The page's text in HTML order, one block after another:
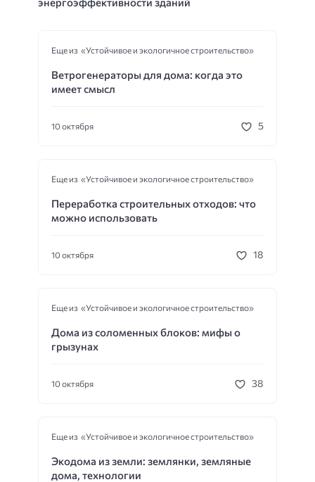
Еще из «Устойчивое и экологичное строительство»
Ветрогенераторы для дома: когда это
имеет смысл
10 октября 5
Еще из «Устойчивое и экологичное строительство»
Переработка строительных отходов: что
можно использовать
10 октября 18
Еще из «Устойчивое и экологичное строительство»
Дома из соломенных блоков: мифы о
грызунах
10 октября 38
Еще из «Устойчивое и экологичное строительство»
Экодома из земли: землянки, земляные
дома, технологии